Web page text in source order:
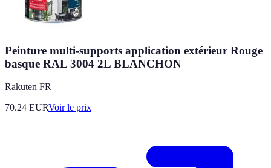
Peinture multi-supports application extérieur Rouge
basque RAL 3004 2L BLANCHON
Rakuten FR
70.24 EURVoir le prix